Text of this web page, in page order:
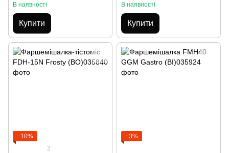
В наявності
Купити
В наявності
Купити
−10%
2
−3%